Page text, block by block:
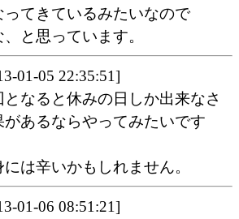
てきているみたいなので
と思っています。
01-05 22:35:51]
となると休みの日しか出来なさ
あるならやってみたいです
は辛いかもしれません。
01-06 08:51:21]